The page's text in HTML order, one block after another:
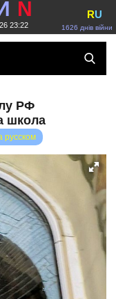
N
23:22 1626 днів війни
RU
РФ
школа
русском